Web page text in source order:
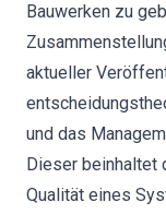
Bauwerken zu
aktueller
und das
Dieser beinhaltet
Qualität eines